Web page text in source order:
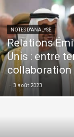
NOTES D'ANALYSE
Relations
Unis : entre
collaboration
- 3 août 2023